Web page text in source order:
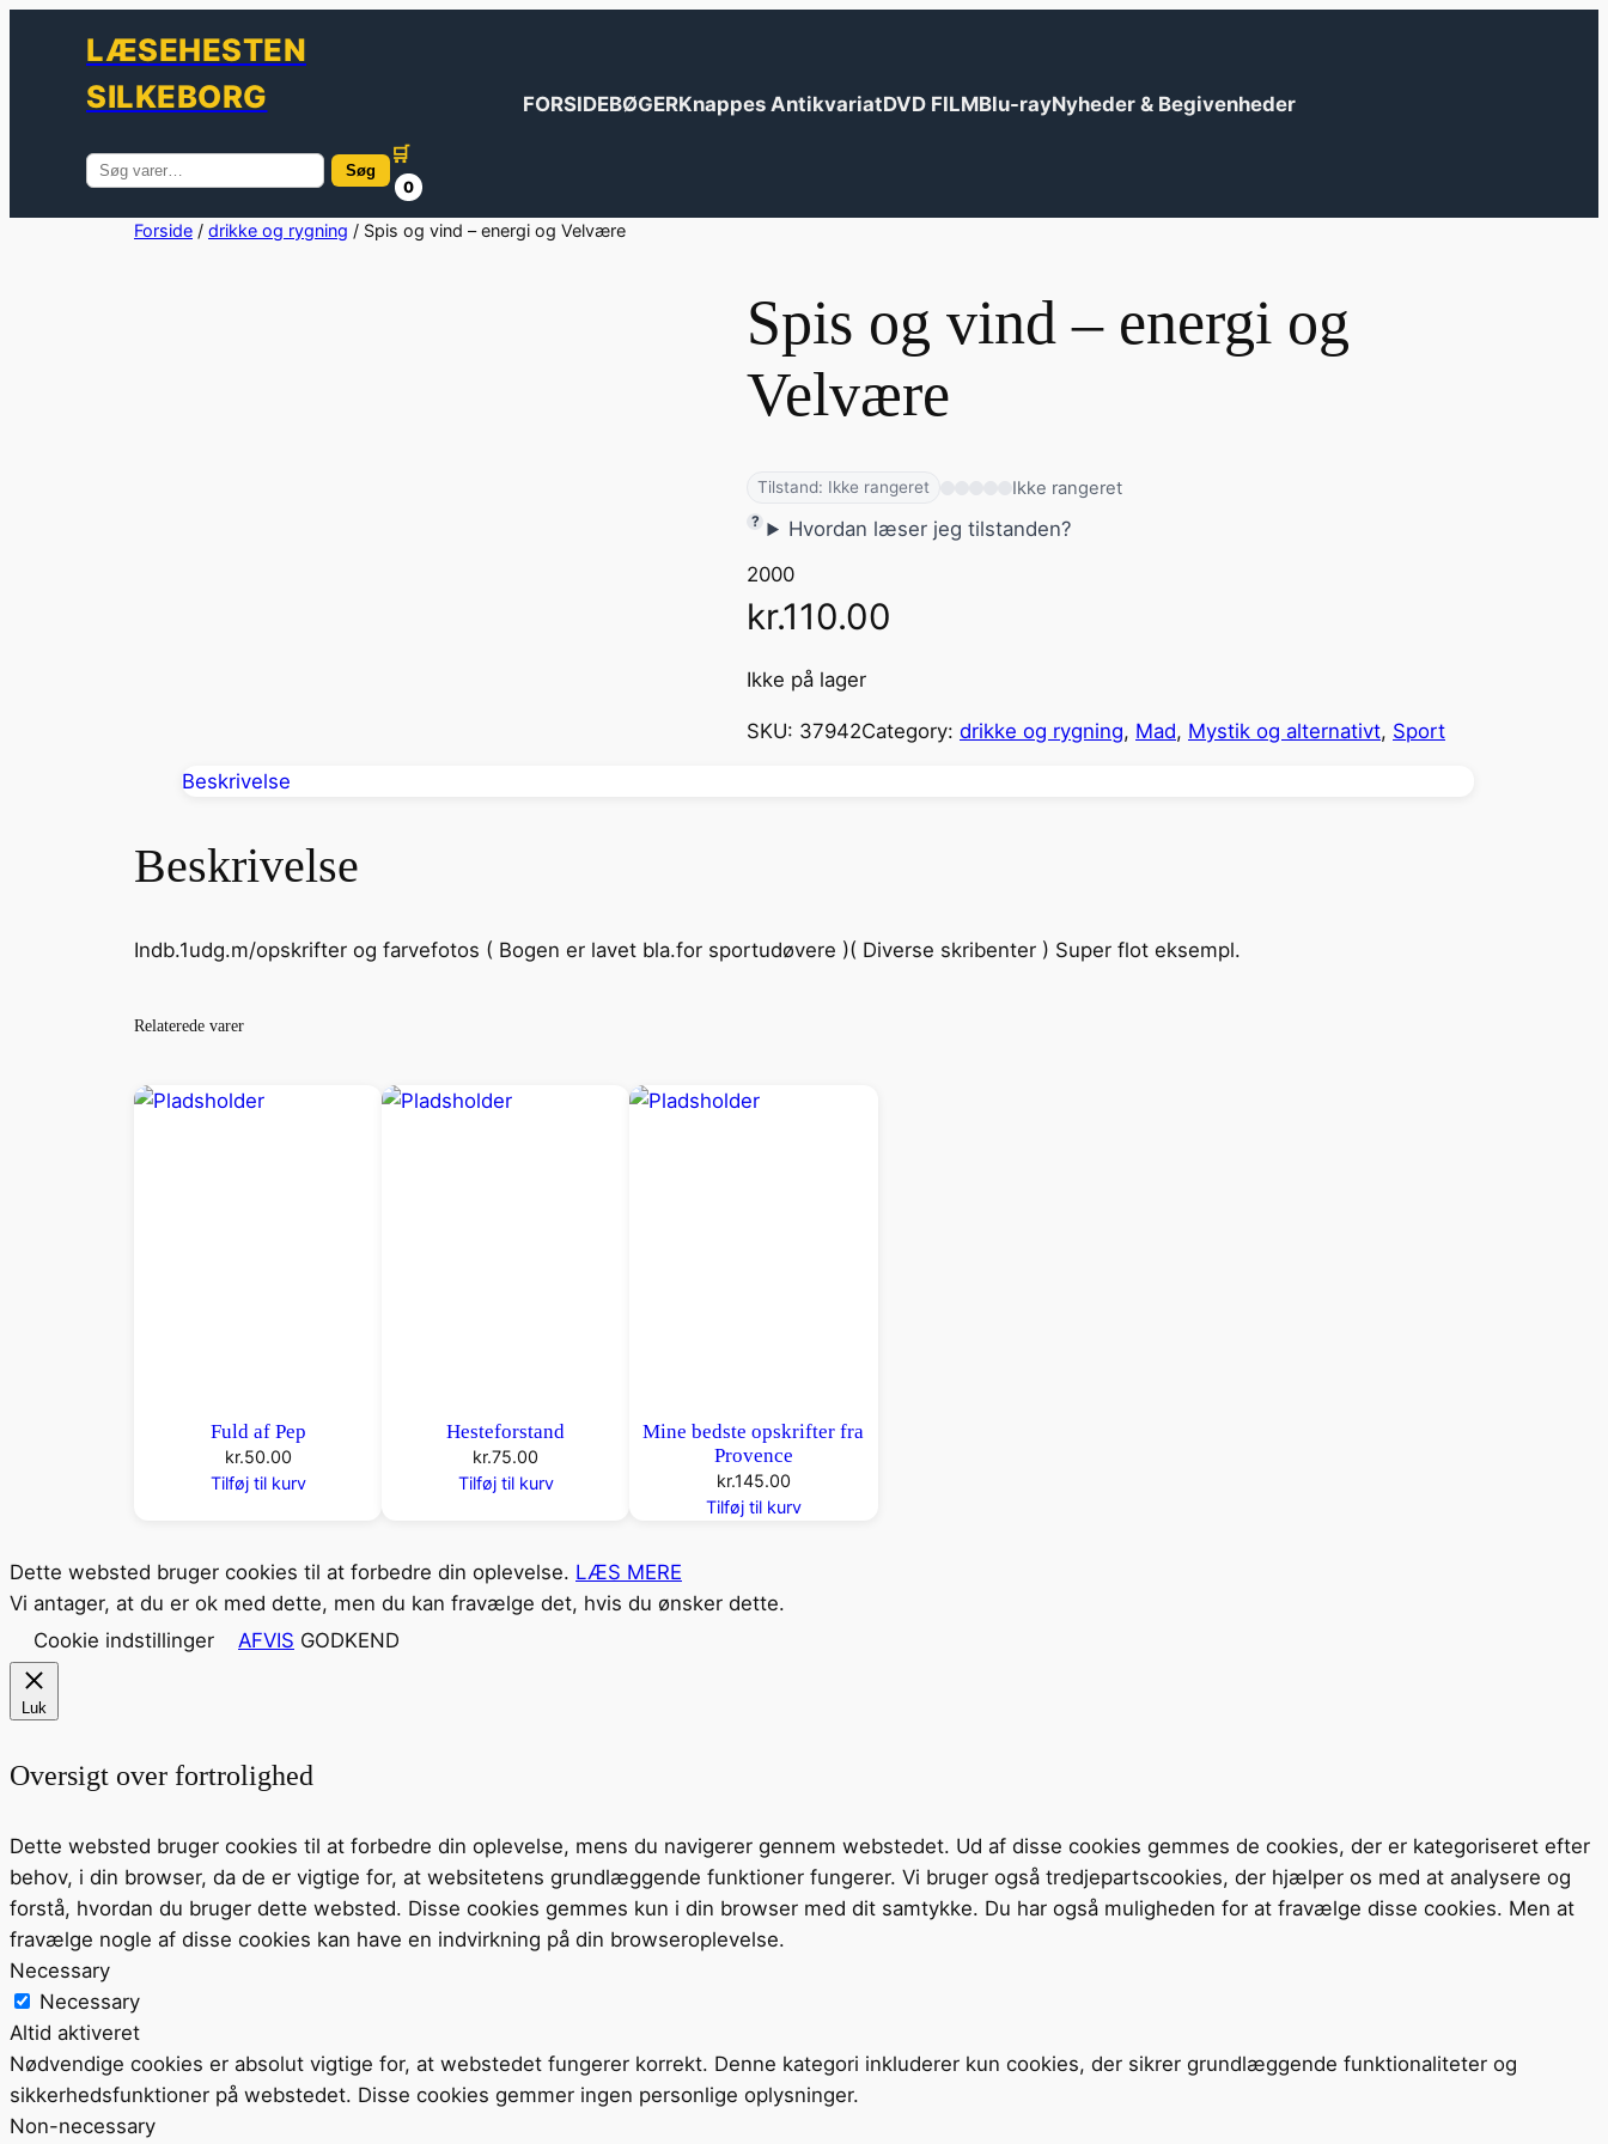
LÆSEHESTEN
SILKEBORG
FORSIDEBØGERKnappes AntikvariatDVD FILMBlu-rayNyheder & Begivenheder
Søg
efter:
Søg
🛒
0
Forside / drikke og rygning / Spis og vind – energi og Velvære
Spis og vind – energi og
Velvære
Tilstand: Ikke rangeret Ikke rangeret
Hvordan læser jeg tilstanden?
2000
kr.110.00
Ikke på lager
SKU: 37942Category: drikke og rygning, Mad, Mystik og alternativt, Sport
Beskrivelse
Beskrivelse
Indb.1udg.m/opskrifter og farvefotos ( Bogen er lavet bla.for sportudøvere )( Diverse skribenter ) Super flot eksempl.
Relaterede varer
Fuld af Pep
kr.50.00
Tilføj til kurv
Hesteforstand
kr.75.00
Tilføj til kurv
Mine bedste opskrifter fra
Provence
kr.145.00
Tilføj til kurv
Dette websted bruger cookies til at forbedre din oplevelse. LÆS MERE
Vi antager, at du er ok med dette, men du kan fravælge det, hvis du ønsker dette.
Cookie indstillinger
AFVIS GODKEND
Luk
Oversigt over fortrolighed
Dette websted bruger cookies til at forbedre din oplevelse, mens du navigerer gennem webstedet. Ud af disse cookies gemmes de cookies, der er kategoriseret efter
behov, i din browser, da de er vigtige for, at websitetens grundlæggende funktioner fungerer. Vi bruger også tredjepartscookies, der hjælper os med at analysere og
forstå, hvordan du bruger dette websted. Disse cookies gemmes kun i din browser med dit samtykke. Du har også muligheden for at fravælge disse cookies. Men at
fravælge nogle af disse cookies kan have en indvirkning på din browseroplevelse.
Necessary
Necessary
Altid aktiveret
Nødvendige cookies er absolut vigtige for, at webstedet fungerer korrekt. Denne kategori inkluderer kun cookies, der sikrer grundlæggende funktionaliteter og
sikkerhedsfunktioner på webstedet. Disse cookies gemmer ingen personlige oplysninger.
Non-necessary